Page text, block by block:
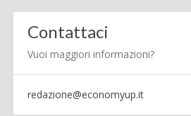
Contattaci
Vuoi maggiori informazioni?
redazione@economyup.it